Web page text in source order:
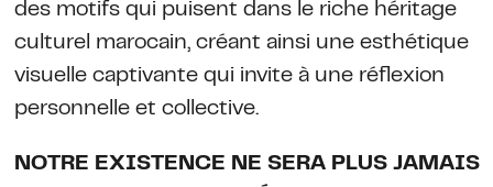
des motifs qui puisent dans le riche héritage
culturel marocain, créant ainsi une esthétique
visuelle captivante qui invite à une réflexion
personnelle et collective.
NOTRE EXISTENCE NE SERA PLUS JAMAIS